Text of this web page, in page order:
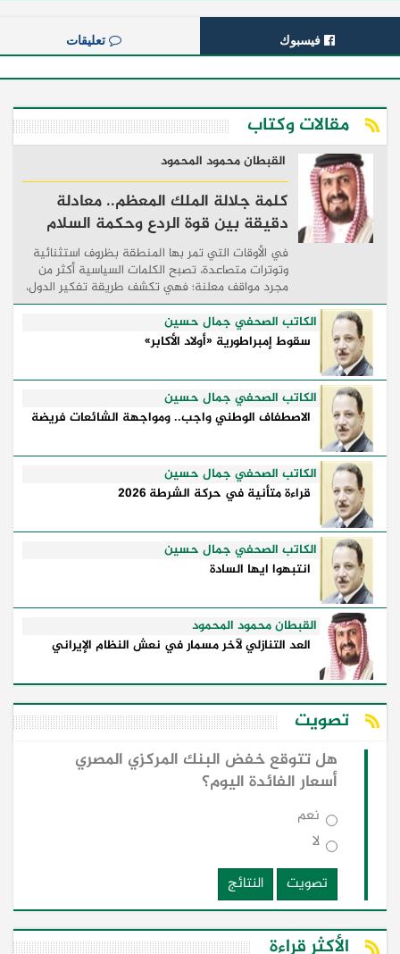
فيسبوك تعليقات
مقالات وكتاب
القبطان محمود المحمود
كلمة جلالة الملك المعظم.. معادلة
دقيقة بين قوة الردع وحكمة السلام
في الأوقات التي تمر بها المنطقة بظروف استثنائية
وتوترات متصاعدة، تصبح الكلمات السياسية أكثر من
مجرد مواقف معلنة؛ فهي تكشف طريقة تفكير الدول،
وكيفية إدارتها للأزمات، والحدود التي تفصل بين القوة
...
الكاتب الصحفي جمال حسين
سقوط إمبراطورية «أولاد الأكابر»
الكاتب الصحفي جمال حسين
الاصطفاف الوطني واجب.. ومواجهة الشائعات فريضة
الكاتب الصحفي جمال حسين
قراءة متأنية في حركة الشرطة 2026
الكاتب الصحفي جمال حسين
انتبهوا ايها السادة
القبطان محمود المحمود
العد التنازلي لآخر مسمار في نعش النظام الإيراني
تصويت
هل تتوقع خفض البنك المركزي المصري
أسعار الفائدة اليوم؟
نعم
لا
تصويت
النتائج
الأكثر قراءة